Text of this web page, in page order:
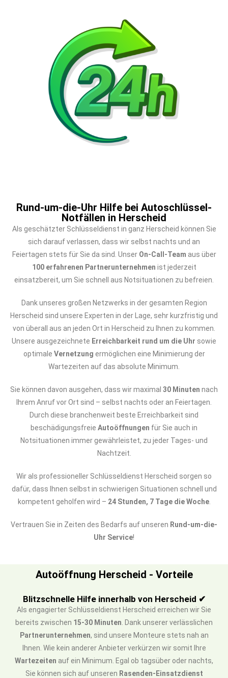
Rund-um-die-Uhr Hilfe bei Autoschlüssel-
Notfällen in Herscheid
Als geschätzter Schlüsseldienst in ganz Herscheid können Sie
sich darauf verlassen, dass wir selbst nachts und an
Feiertagen stets für Sie da sind. Unser On-Call-Team aus über
100 erfahrenen Partnerunternehmen ist jederzeit
einsatzbereit, um Sie schnell aus Notsituationen zu befreien.
Dank unseres großen Netzwerks in der gesamten Region
Herscheid sind unsere Experten in der Lage, sehr kurzfristig und
von überall aus an jeden Ort in Herscheid zu Ihnen zu kommen.
Unsere ausgezeichnete Erreichbarkeit rund um die Uhr sowie
optimale Vernetzung ermöglichen eine Minimierung der
Wartezeiten auf das absolute Minimum.
Sie können davon ausgehen, dass wir maximal 30 Minuten nach
Ihrem Anruf vor Ort sind – selbst nachts oder an Feiertagen.
Durch diese branchenweit beste Erreichbarkeit sind
beschädigungsfreie Autoöffnungen für Sie auch in
Notsituationen immer gewährleistet, zu jeder Tages- und
Nachtzeit.
Wir als professioneller Schlüsseldienst Herscheid sorgen so
dafür, dass Ihnen selbst in schwierigen Situationen schnell und
kompetent geholfen wird – 24 Stunden, 7 Tage die Woche.
Vertrauen Sie in Zeiten des Bedarfs auf unseren Rund-um-die-
Uhr Service!
Autoöffnung Herscheid - Vorteile
Blitzschnelle Hilfe innerhalb von Herscheid ✔
Als engagierter Schlüsseldienst Herscheid erreichen wir Sie
bereits zwischen 15-30 Minuten . Dank unserer verlässlichen
Partnerunternehmen, sind unsere Monteure stets nah an
Ihnen. Wie kein anderer Anbieter verkürzen wir somit Ihre
Wartezeiten auf ein Minimum. Egal ob tagsüber oder nachts,
Sie können sich auf unseren Rasenden-Einsatzdienst